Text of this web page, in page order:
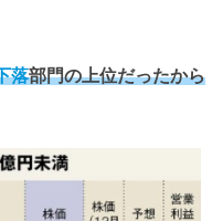
落部門の上位だったから